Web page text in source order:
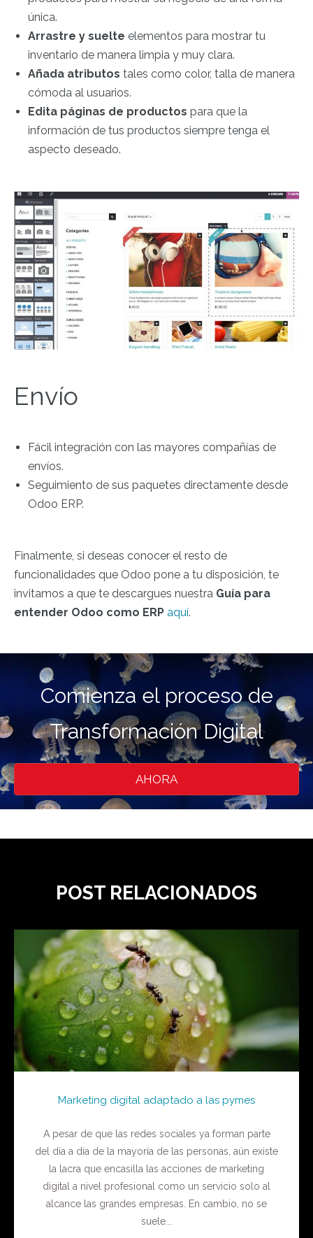
única.
Arrastre y suelte elementos para mostrar tu
inventario de manera limpia y muy clara.
Añada atributos tales como color, talla de manera
cómoda al usuarios.
Edita páginas de productos para que la
información de tus productos siempre tenga el
aspecto deseado.
Envío
Fácil integración con las mayores compañías de
envíos.
Seguimiento de sus paquetes directamente desde
Odoo ERP.
Finalmente, si deseas conocer el resto de
funcionalidades que Odoo pone a tu disposición, te
invitamos a que te descargues nuestra Guía para
entender Odoo como ERP aquí.
Comienza el proceso de
Transformación Digital
AHORA
POST RELACIONADOS
Marketing digital adaptado a las pymes
A pesar de que las redes sociales ya forman parte
del día a día de la mayoría de las personas, aún existe
la lacra que encasilla las acciones de marketing
digital a nivel profesional como un servicio solo al
alcance las grandes empresas. En cambio, no se
suele...